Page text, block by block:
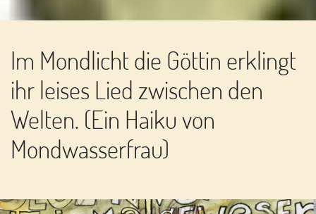
Im Mondlicht die Göttin erklingt
ihr leises Lied zwischen den
Welten. (Ein Haiku von
Mondwasserfrau)